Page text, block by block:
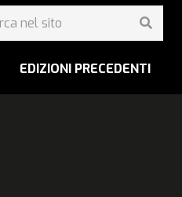
EDIZIONI PRECEDENTI